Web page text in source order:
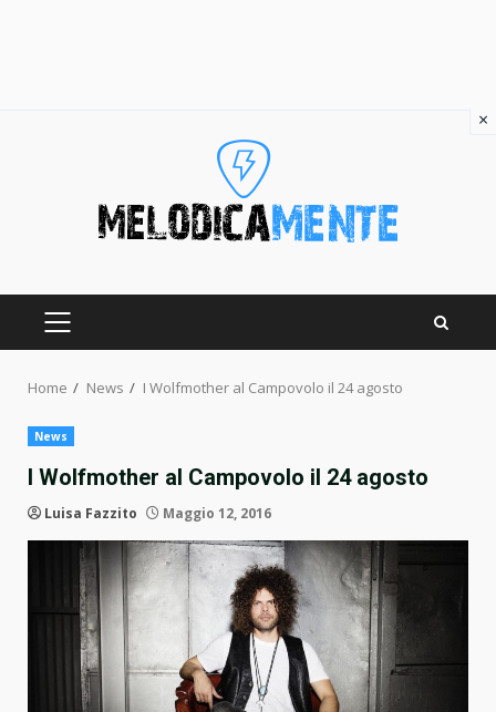
PRIMARY
Home News I Wolfmother al Campovolo il 24 agosto
News
I Wolfmother al Campovolo il 24 agosto
Luisa Fazzito Maggio 12, 2016
×